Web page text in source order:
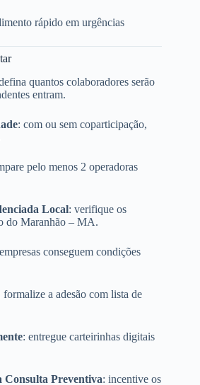
rápido em urgências
quantos colaboradores serão
entram.
: com ou sem coparticipação,
pelo menos 2 operadoras
Local: verifique os
do Maranhão – MA.
conseguem condições
formalize a adesão com lista de
: entregue carteirinhas digitais
Consulta Preventiva: incentive os